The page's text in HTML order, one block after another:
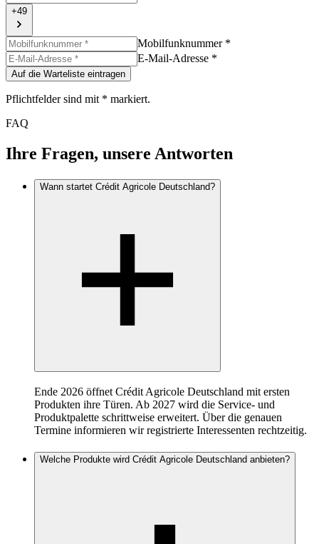
+49
Mobilfunknummer*
E-Mail-Adresse *
Auf die Warteliste eintragen
Pflichtfelder sind mit * markiert.
FAQ
Ihre Fragen, unsere Antworten
Wann startet Crédit Agricole Deutschland?
Ende 2026 öffnet Crédit Agricole Deutschland mit ersten
Produkten ihre Türen. Ab 2027 wird die Service- und
Produktpalette schrittweise erweitert. Über die genauen
Termine informieren wir registrierte Interessenten rechtzeitig.
Welche Produkte wird Crédit Agricole Deutschland anbieten?